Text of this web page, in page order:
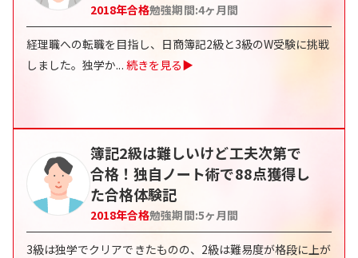
2018年合格勉強期間:4ヶ月間
経理職への転職を目指し、日商簿記2級と3級のW受験に挑戦
しました。独学か... 続きを見る▶
簿記2級は難しいけど工夫次第で
合格！独自ノート術で88点獲得し
た合格体験記
2018年合格勉強期間:5ヶ月間
3級は独学でクリアできたものの、2級は難易度が格段に上が